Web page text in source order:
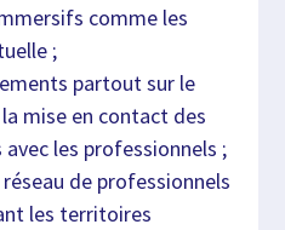
comme les
;
partout sur le
mise en contact des
les professionnels ;
réseau de professionnels
les territoires